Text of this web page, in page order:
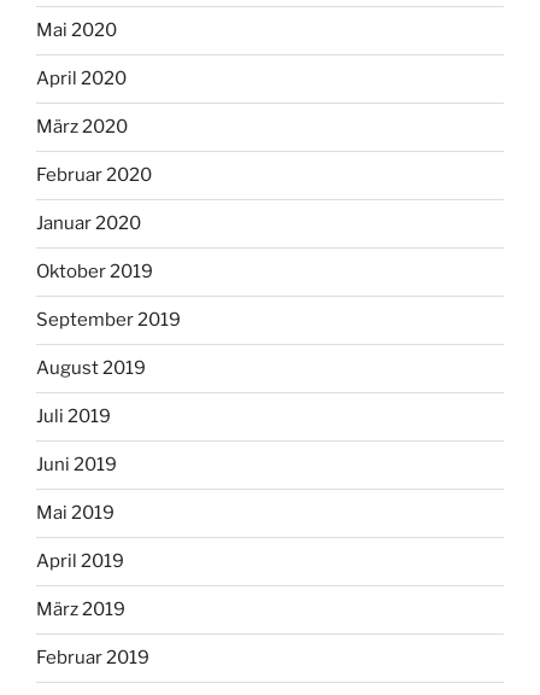
Mai 2020
April 2020
März 2020
Februar 2020
Januar 2020
Oktober 2019
September 2019
August 2019
Juli 2019
Juni 2019
Mai 2019
April 2019
März 2019
Februar 2019